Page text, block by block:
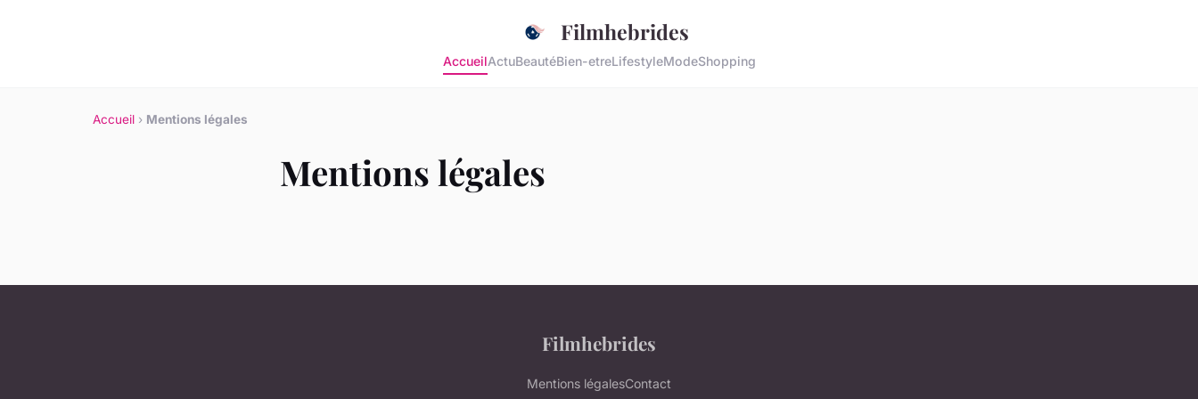
Filmhebrides
AccueilActuBeautéBien-etreLifestyleModeShopping
Accueil › Mentions légales
Mentions légales
Filmhebrides
Mentions légalesContact